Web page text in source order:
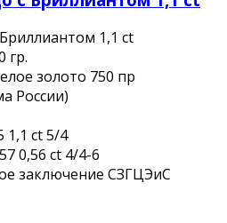
1,1 ct
гр.
золото 750 пр
России)
1,1 ct 5/4
0,56 ct 4/4-6
заключение СЗГЦЭиС